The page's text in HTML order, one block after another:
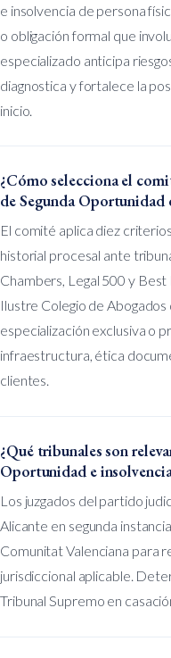
e insolvencia de persona
o obligación formal que
especializado anticipa
diagnostica y fortalece la
inicio.
¿Cómo selecciona el
de Segunda Oportunidad
El comité aplica diez
historial procesal ante
Chambers, Legal 500 y
Ilustre Colegio de
especialización exclusiva o
infraestructura, ética
clientes.
¿Qué tribunales son
Oportunidad e
Los juzgados del partido
Alicante en segunda
Comunitat Valenciana para
jurisdiccional aplicable.
Tribunal Supremo en